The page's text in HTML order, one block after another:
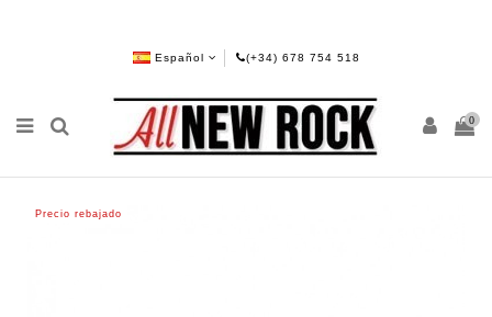
Español (+34) 678 754 518
0
Precio rebajado